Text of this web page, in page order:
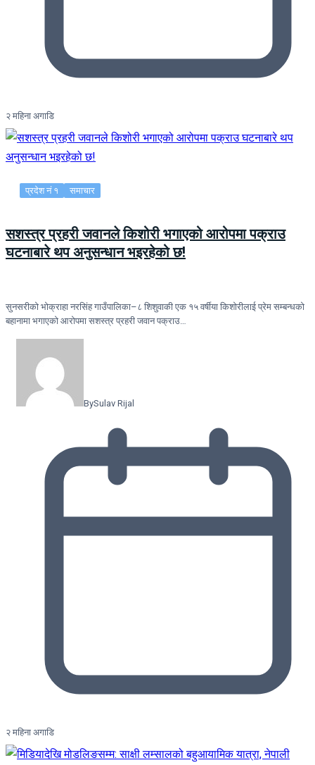
२ महिना अगाडि
प्रदेश नं १ समाचार
सशस्त्र प्रहरी जवानले किशोरी भगाएको आरोपमा पक्राउ
घटनाबारे थप अनुसन्धान भइरहेको छ!
सुनसरीको भोक्राहा नरसिंह गाउँपालिका–८ शिशुवाकी एक १५ वर्षीया किशोरीलाई प्रेम सम्बन्धको
बहानामा भगाएको आरोपमा सशस्त्र प्रहरी जवान पक्राउ…
BySulav Rijal
२ महिना अगाडि